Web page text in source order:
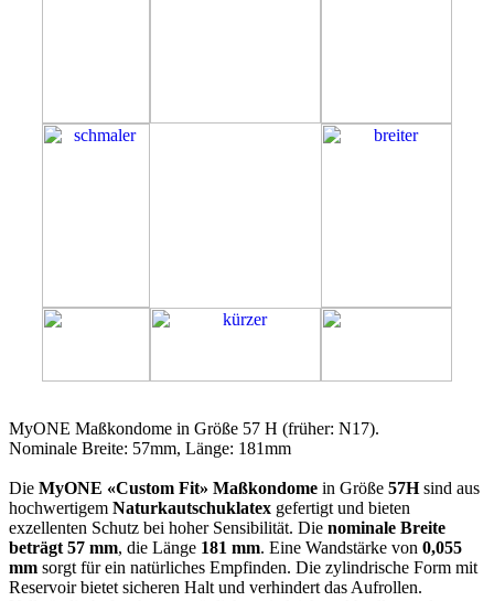
MyONE Maßkondome in Größe 57 H (früher: N17).
Nominale Breite: 57mm, Länge: 181mm
Die MyONE «Custom Fit» Maßkondome in Größe 57Hsind aus
hochwertigem Naturkautschuklatex gefertigt und bieten
exzellenten Schutz bei hoher Sensibilität. Die nominale Breite
beträgt 57 mm, die Länge 181 mm. Eine Wandstärke von 0,055
mm sorgt für ein natürliches Empfinden. Die zylindrische Form mit
Reservoir bietet sicheren Halt und verhindert das Aufrollen.